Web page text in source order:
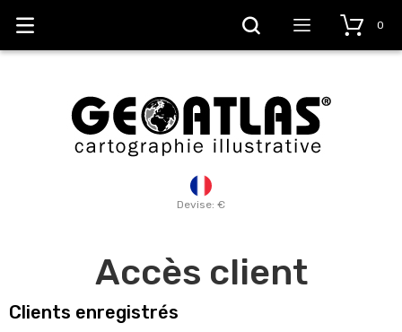
Devise: €
0
Accès client
Clients enregistrés